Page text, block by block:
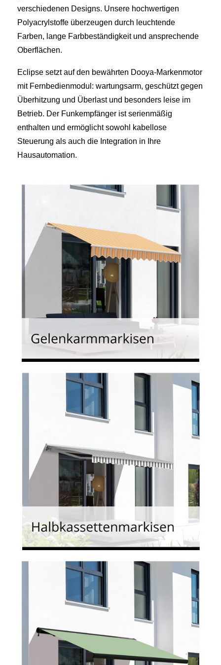
verschiedenen Designs. Unsere hochwertigen
Polyacrylstoffe überzeugen durch leuchtende
Farben, lange Farbbeständigkeit und ansprechende
Oberflächen.
Eclipse setzt auf den bewährten Dooya-Markenmotor
mit Fernbedienmodul: wartungsarm, geschützt gegen
Überhitzung und Überlast und besonders leise im
Betrieb. Der Funkempfänger ist serienmäßig
enthalten und ermöglicht sowohl kabellose
Steuerung als auch die Integration in Ihre
Hausautomation.